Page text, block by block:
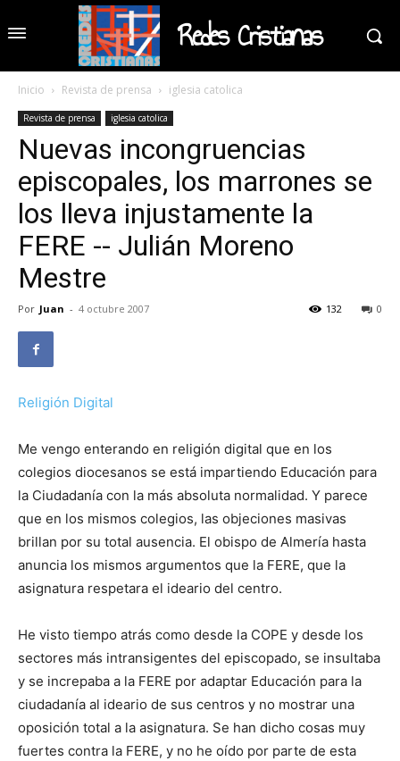
Redes Cristianas
Inicio Revista de prensa iglesia catolica
Revista de prensa iglesia catolica
Nuevas incongruencias
episcopales, los marrones se
los lleva injustamente la
FERE -- Julián Moreno
Mestre
Por Juan - 4 octubre 2007 0
132
Religión Digital
Me vengo enterando en religión digital que en los
colegios diocesanos se está impartiendo Educación para
la Ciudadanía con la más absoluta normalidad. Y parece
que en los mismos colegios, las objeciones masivas
brillan por su total ausencia. El obispo de Almería hasta
anuncia los mismos argumentos que la FERE, que la
asignatura respetara el ideario del centro.
He visto tiempo atrás como desde la COPE y desde los
sectores más intransigentes del episcopado, se insultaba
y se increpaba a la FERE por adaptar Educación para la
ciudadanía al ideario de sus centros y no mostrar una
oposición total a la asignatura. Se han dicho cosas muy
fuertes contra la FERE, y no he oído por parte de esta